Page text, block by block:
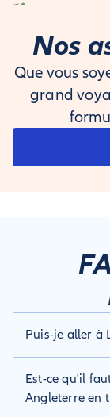
Nos
Que vous
grand
Puis-je aller à
obligatoirement
durée du séjour
Est-ce qu'il
Angleterre en